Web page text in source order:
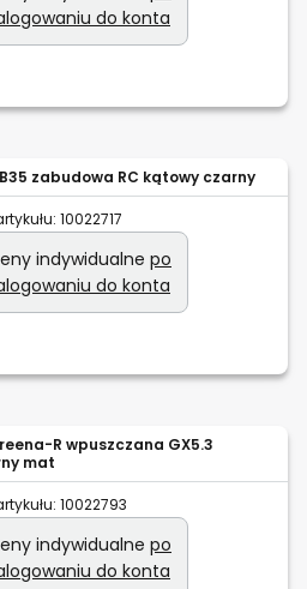
do konta
zabudowa RC kątowy czarny
10022717
indywidualne po
do konta
R wpuszczana GX5.3
mat
10022793
indywidualne po
do konta